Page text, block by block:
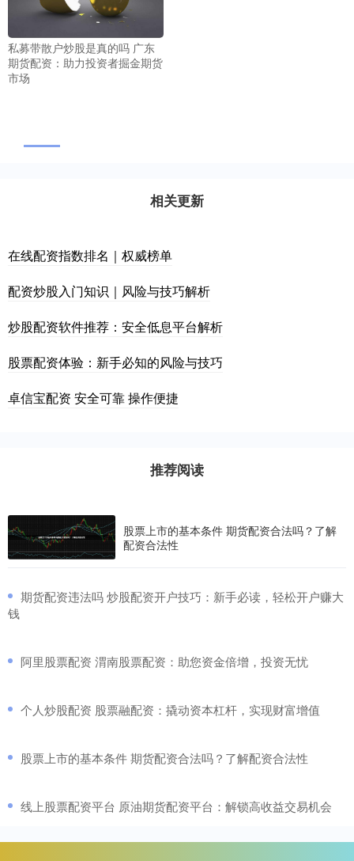
私募带散户炒股是真的吗 广东
期货配资：助力投资者掘金期货
市场
相关更新
在线配资指数排名｜权威榜单
配资炒股入门知识｜风险与技巧解析
炒股配资软件推荐：安全低息平台解析
股票配资体验：新手必知的风险与技巧
卓信宝配资 安全可靠 操作便捷
推荐阅读
股票上市的基本条件 期货配资合法吗？了解
配资合法性
​期货配资违法吗 炒股配资开户技巧：新手必读，轻松开户赚大
钱
​阿里股票配资 渭南股票配资：助您资金倍增，投资无忧
​个人炒股配资 股票融配资：撬动资本杠杆，实现财富增值
​股票上市的基本条件 期货配资合法吗？了解配资合法性
​线上股票配资平台 原油期货配资平台：解锁高收益交易机会